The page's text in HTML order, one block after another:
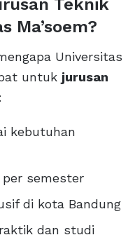
Teknik
Ma’soem?
Universitas
untuk jurusan
:
kebutuhan
per semester
di kota Bandung
dan studi